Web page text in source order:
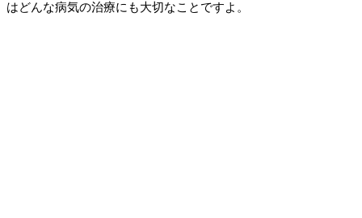
はどんな病気の治療にも大切なことですよ。